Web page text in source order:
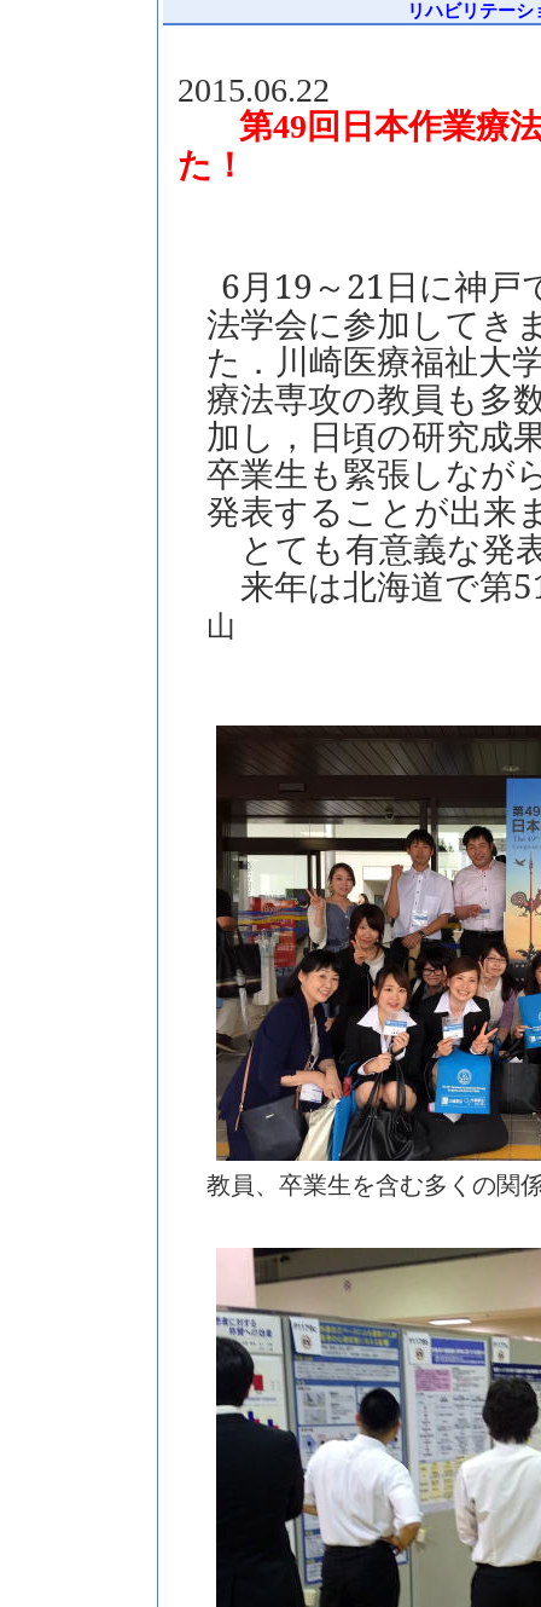
リハビリテー
2015.06.22
第49回日本作業療
た！
6月19～21日に神戸
法学会に参加してき
た．川崎医療福祉大
療法専攻の教員も多
加し，日頃の研究成
卒業生も緊張しなが
発表することが出来
とても有意義な発
来年は北海道で第
山
教員、卒業生を含む多くの関